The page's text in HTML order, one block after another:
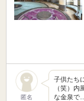
匿名
子供たち
（笑）
な金泉で…